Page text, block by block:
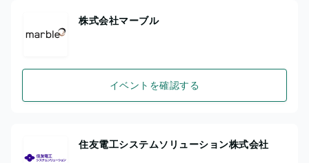
株式会社マーブル
イベントを確認する
住友電工システムソリューション株式会社